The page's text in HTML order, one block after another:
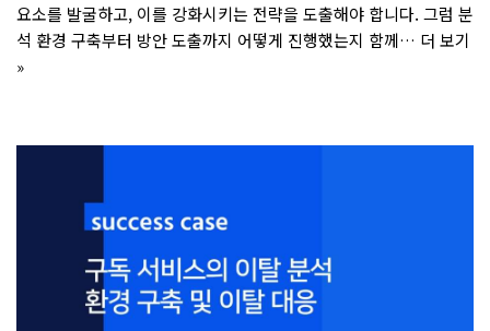
요소를 발굴하고, 이를 강화시키는 전략을 도출해야 합니다. 그럼 분
석 환경 구축부터 방안 도출까지 어떻게 진행했는지 함께… 더 보기
»